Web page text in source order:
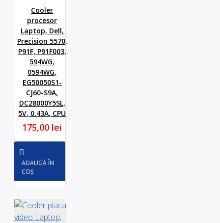
Cooler
procesor
Laptop, Dell,
Precision 5570,
P91F, P91F003,
594WG,
0594WG,
EG50050S1-
CJ60-S9A,
DC28000Y5SL,
5V, 0.43A, CPU
175,00 lei
ADAUGĂ ÎN
COȘ